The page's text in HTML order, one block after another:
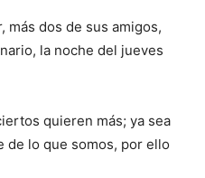
más dos de sus amigos,
la noche del jueves
quieren más; ya sea
de lo que somos, por ello